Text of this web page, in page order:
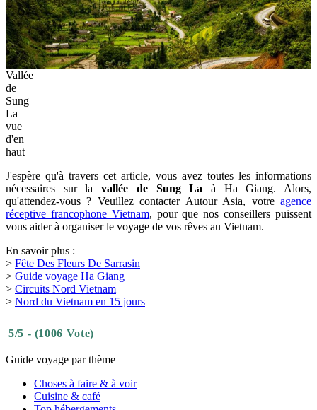
Vallée
de
Sung
La
vue
d'en
haut
J'espère qu'à travers cet article, vous avez toutes les informations
nécessaires sur lavallée de Sung La à Ha Giang. Alors,
qu'attendez-vous ? Veuillez contacter Autour Asia, votre agence
réceptive francophone Vietnam, pour que nos conseillers puissent
vous aider à organiser le voyage de vos rêves au Vietnam.
En savoir plus :
> Fête Des Fleurs De Sarrasin
> Guide voyage Ha Giang
> Circuits Nord Vietnam
> Nord du Vietnam en 15 jours
5/5 - (1006 Vote)
Guide voyage par thème
Choses à faire & à voir
Cuisine & café